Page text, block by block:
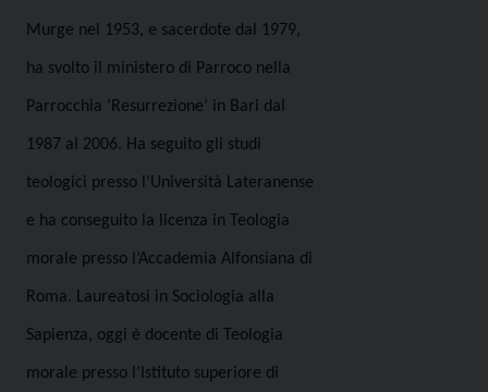
Murge nel 1953, e sacerdote dal 1979,
ha svolto il ministero di Parroco nella
Parrocchia ‘Resurrezione’ in Bari dal
1987 al 2006. Ha seguito gli studi
teologici presso l’Università Lateranense
e ha conseguito la licenza in Teologia
morale presso l’Accademia Alfonsiana di
Roma. Laureatosi in Sociologia alla
Sapienza, oggi è docente di Teologia
morale presso l’Istituto superiore di